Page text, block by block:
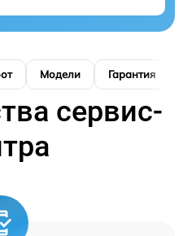
Модели Гарантия
сервис-